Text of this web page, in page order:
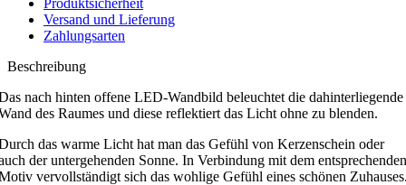
Versand und Lieferung
Zahlungsarten
Beschreibung
nach hinten offene LED-Wandbild beleuchtet die dahinterliegende
des Raumes und diese reflektiert das Licht ohne zu blenden.
das warme Licht hat man das Gefühl von Kerzenschein oder
der untergehenden Sonne. In Verbindung mit dem entsprechenden
vervollständigt sich das wohlige Gefühl eines schönen